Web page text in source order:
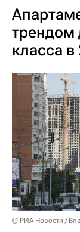
трендом
класса в
© РИА Новости /